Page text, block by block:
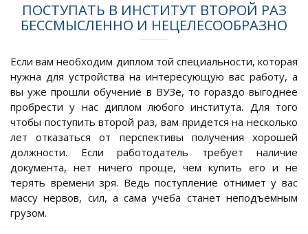
ПОСТУПАТЬ В ИНСТИТУТ ВТОРОЙ РАЗ
БЕССМЫСЛЕННО И НЕЦЕЛЕСООБРАЗНО
Если вам необходим диплом той специальности, которая
нужна для устройства на интересующую вас работу, а
вы уже прошли обучение в ВУЗе, то гораздо выгоднее
пробрести у нас диплом любого института. Для того
чтобы поступить второй раз, вам придется на несколько
лет отказаться от перспективы получения хорошей
должности. Если работодатель требует наличие
документа, нет ничего проще, чем купить его и не
терять времени зря. Ведь поступление отнимет у вас
массу нервов, сил, а сама учеба станет неподъемным
грузом.